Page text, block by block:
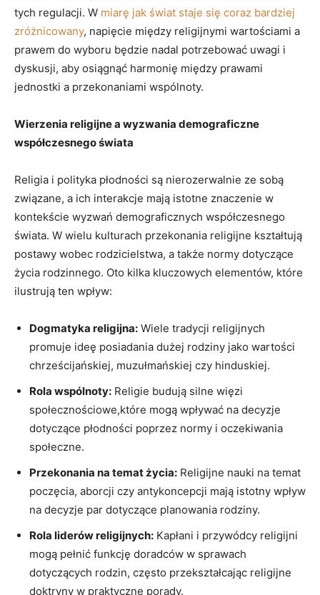
tych regulacji.​ W miarę jak‍ świat ⁢staje się coraz bardziej
zróżnicowany,⁢ napięcie⁣ między ⁤religijnymi wartościami a
‌prawem do wyboru będzie nadal potrzebować uwagi⁤ i
dyskusji, aby osiągnąć ‍harmonię między prawami
jednostki a przekonaniami wspólnoty.
Wierzenia religijne a wyzwania‍ demograficzne
współczesnego świata
Religia i‍ polityka ⁢płodności są nierozerwalnie ze sobą
związane, a ich interakcje⁤ mają istotne⁢ znaczenie w
kontekście wyzwań demograficznych współczesnego
świata. W wielu kulturach przekonania religijne kształtują
postawy wobec rodzicielstwa, a także normy ⁤dotyczące
życia rodzinnego. Oto kilka kluczowych elementów, które
ilustrują ten wpływ:
Dogmatyka religijna: Wiele tradycji⁣ religijnych
promuje ideę ⁤posiadania dużej rodziny jako wartości
chrześcijańskiej, muzułmańskiej czy hinduskiej.
Rola wspólnoty: Religie budują silne więzi
społecznościowe,które mogą wpływać na ‍decyzje
dotyczące‌ płodności poprzez normy i oczekiwania
społeczne.
Przekonania na temat życia: Religijne nauki​ na ‍temat
poczęcia, aborcji czy antykoncepcji mają istotny⁢ wpływ
na decyzje par dotyczące ⁣planowania rodziny.
Rola ‌liderów religijnych: Kapłani i przywódcy religijni
mogą pełnić funkcję doradców w sprawach
dotyczących rodzin, często ⁤przekształcając religijne
doktryny w praktyczne porady.